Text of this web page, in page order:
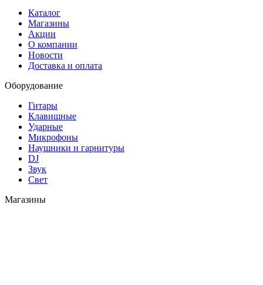
Каталог
Магазины
Акции
О компании
Новости
Доставка и оплата
Оборудование
Гитары
Клавишные
Ударные
Микрофоны
Наушники и гарнитуры
DJ
Звук
Свет
Магазины